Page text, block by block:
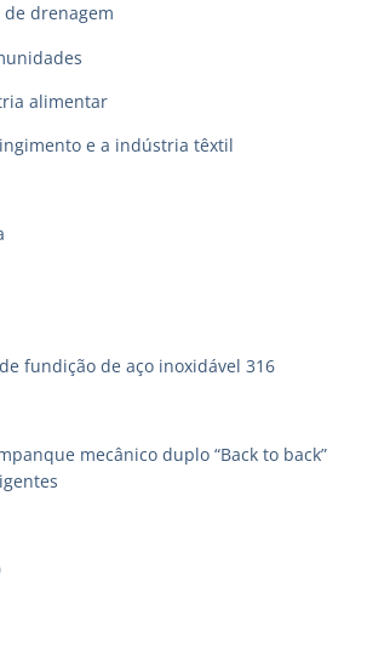
drenagem
alimentar
e a indústria têxtil
fundição de aço inoxidável 316
mecânico duplo “Back to back”